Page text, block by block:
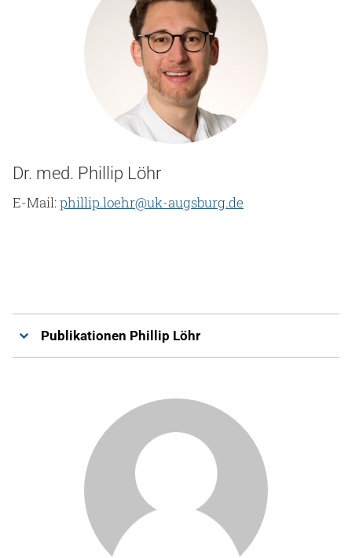
Dr. med. Phillip Löhr
E-Mail:phillip.loehr@uk-augsburg.de
Publikationen Phillip Löhr